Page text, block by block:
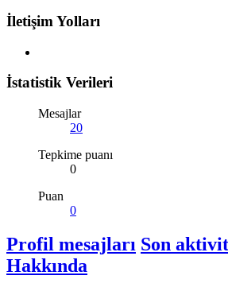
İletişim Yolları
İstatistik Verileri
Mesajlar
20
Tepkime puanı
0
Puan
0
Profil mesajları Son
Hakkında